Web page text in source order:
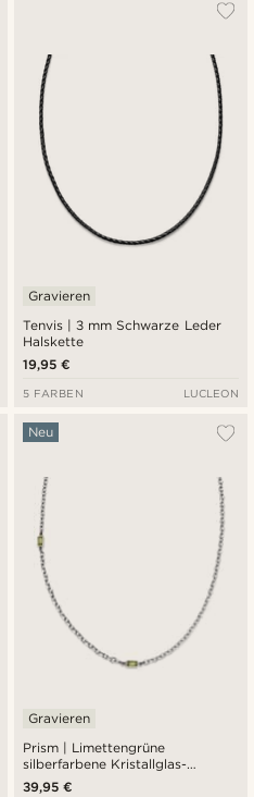
Tenvis | 3 mm Schwarze Leder
Halskette
Gravieren
19,95 €
5 FARBEN LUCLEON
Prism | Limettengrüne
silberfarbene Kristallglas-
Edelstein-2-Glieder-Halskette
Neu
Gravieren
39,95 €